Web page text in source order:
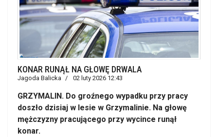
KONAR RUNĄŁ NA GŁOWĘ DRWALA
Jagoda Balicka 02 luty 2026 12:43
GRZYMALIN. Do groźnego wypadku przy pracy
doszło dzisiaj w lesie w Grzymalinie. Na głowę
mężczyzny pracującego przy wycince runął
konar.